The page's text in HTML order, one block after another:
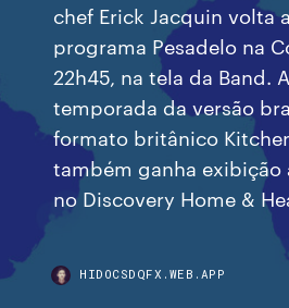
chef Erick Jacquin volta
programa Pesadelo na
22h45, na tela da Band.
temporada da versão
formato britânico
também ganha exibição
no Discovery Home &
HIDOCSDQFX.WEB.APP